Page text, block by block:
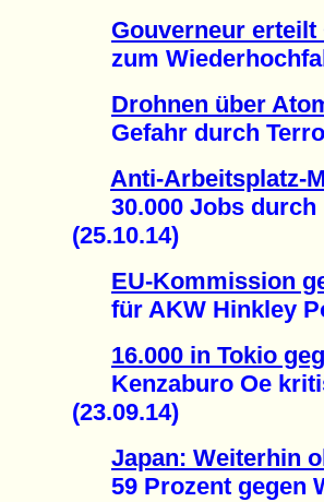
Gouverneur erteilt
zum
Drohnen über
Gefahr durch
Anti-Arbeitsplatz-
30.000 Jobs durch
(25.10.14)
EU-Kommission
für AKW Hinkley
16.000 in Tokio
Kenzaburo Oe
(23.09.14)
Japan: Weiterhin
59 Prozent gegen